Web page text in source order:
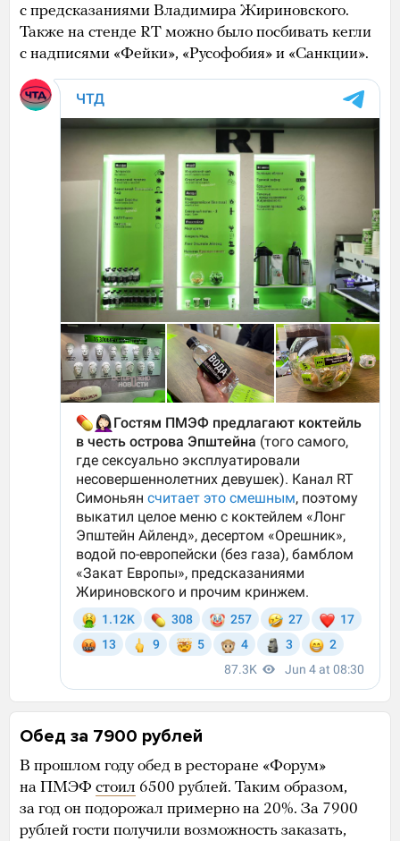
с предсказаниями Владимира Жириновского.
Также на стенде RT можно было посбивать кегли
с надписями «Фейки», «Русофобия» и «Санкции».
Обед за 7900 рублей
В прошлом году обед в ресторане «Форум»
на ПМЭФ стоил 6500 рублей. Таким образом,
за год он подорожал примерно на 20%. За 7900
рублей гости получили возможность заказать,